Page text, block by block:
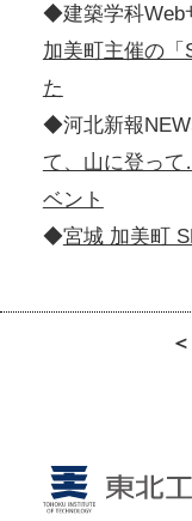
◆建築学科Web
加美町主催の「
た
◆河北新報
て、山に登っ
ベント
◆宮城 加美町